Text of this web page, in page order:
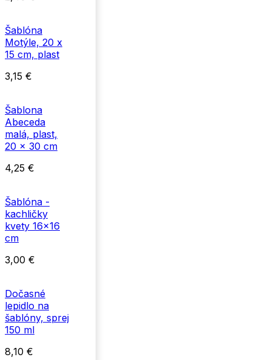
Šablóna
Motýle, 20 x
15 cm, plast
3,15 €
Šablona
Abeceda
malá, plast,
20 x 30 cm
4,25 €
Šablóna -
kachličky
kvety 16x16
cm
3,00 €
Dočasné
lepidlo na
šablóny, sprej
150 ml
8,10 €